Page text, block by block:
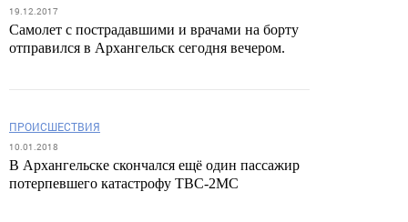
19.12.2017
Самолет с пострадавшими и врачами на борту
отправился в Архангельск сегодня вечером.
ПРОИСШЕСТВИЯ
10.01.2018
В Архангельске скончался ещё один пассажир
потерпевшего катастрофу ТВС-2МС